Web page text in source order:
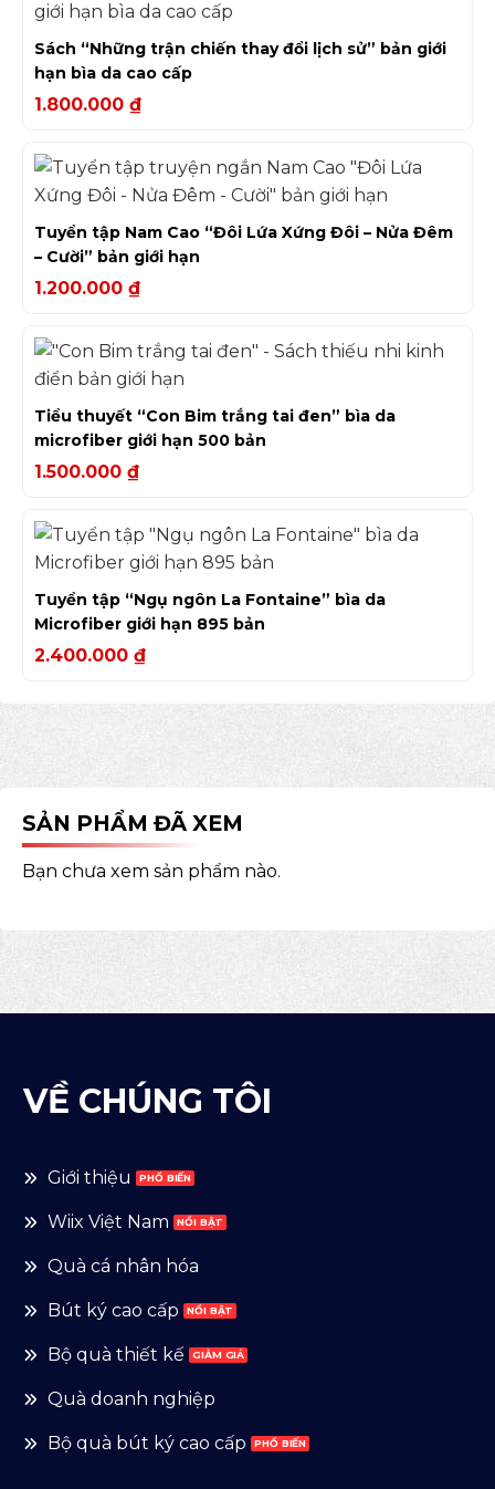
Sách “Những trận chiến thay đổi lịch sử” bản giới
hạn bìa da cao cấp
1.800.000 ₫
Tuyển tập Nam Cao “Đôi Lứa Xứng Đôi – Nửa Đêm
– Cười” bản giới hạn
1.200.000 ₫
Tiểu thuyết “Con Bim trắng tai đen” bìa da
microfiber giới hạn 500 bản
1.500.000 ₫
Tuyển tập “Ngụ ngôn La Fontaine” bìa da
Microfiber giới hạn 895 bản
2.400.000 ₫
SẢN PHẨM ĐÃ XEM
Bạn chưa xem sản phẩm nào.
VỀ CHÚNG TÔI
Giới thiệu
Wiix Việt Nam
Quà cá nhân hóa
Bút ký cao cấp
Bộ quà thiết kế
Quà doanh nghiệp
Bộ quà bút ký cao cấp